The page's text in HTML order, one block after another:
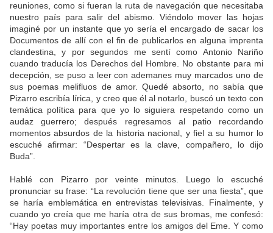
reuniones, como si fueran la ruta de navegación que necesitaba
nuestro país para salir del abismo. Viéndolo mover las hojas
imaginé por un instante que yo sería el encargado de sacar los
Documentos de allí con el fin de publicarlos en alguna imprenta
clandestina, y por segundos me sentí como Antonio Nariño
cuando traducía los Derechos del Hombre. No obstante para mi
decepción, se puso a leer con ademanes muy marcados uno de
sus poemas melifluos de amor. Quedé absorto, no sabía que
Pizarro escribía lírica, y creo que él al notarlo, buscó un texto con
temática política para que yo lo siguiera respetando como un
audaz guerrero; después regresamos al patio recordando
momentos absurdos de la historia nacional, y fiel a su humor lo
escuché afirmar: “Despertar es la clave, compañero, lo dijo
Buda”.
Hablé con Pizarro por veinte minutos. Luego lo escuché
pronunciar su frase: “La revolución tiene que ser una fiesta”, que
se haría emblemática en entrevistas televisivas. Finalmente, y
cuando yo creía que me haría otra de sus bromas, me confesó:
“Hay poetas muy importantes entre los amigos del Eme. Y como